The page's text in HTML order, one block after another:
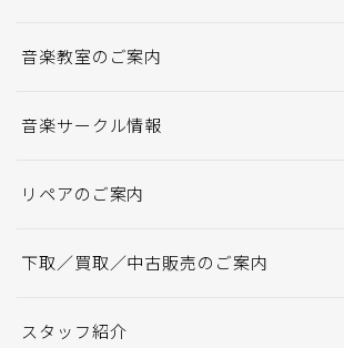
音楽教室のご案内
音楽サークル情報
リペアのご案内
下取／買取／中古販売のご案内
スタッフ紹介